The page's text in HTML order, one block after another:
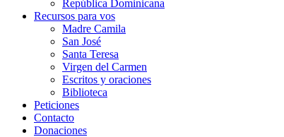
República Dominicana
Recursos para vos
Madre Camila
San José
Santa Teresa
Virgen del Carmen
Escritos y oraciones
Biblioteca
Peticiones
Contacto
Donaciones